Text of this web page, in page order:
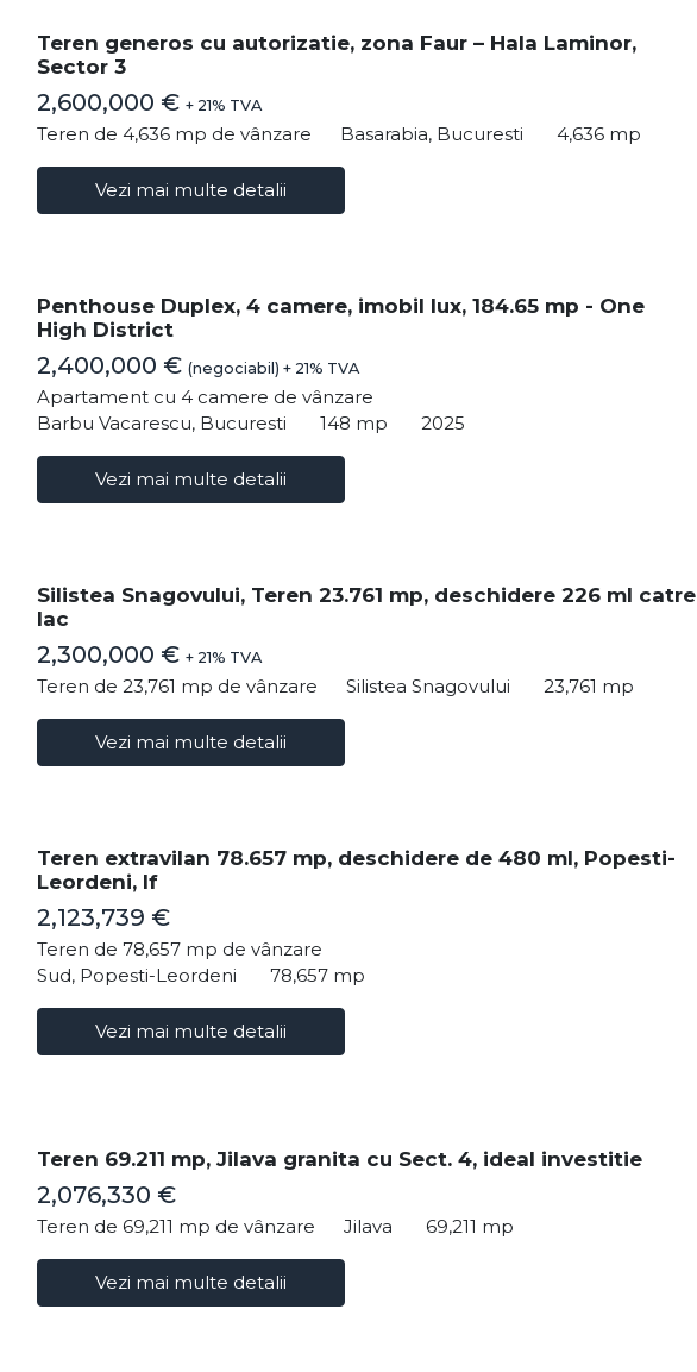
Teren generos cu autorizatie, zona Faur – Hala Laminor,
Sector 3
2,600,000 € + 21% TVA
Teren de 4,636 mp de vânzare Basarabia, Bucuresti 4,636 mp
Vezi mai multe detalii
Penthouse Duplex, 4 camere, imobil lux, 184.65 mp - One
High District
2,400,000 € (negociabil) + 21% TVA
Apartament cu 4 camere de vânzare
Barbu Vacarescu, Bucuresti
148 mp 2025
Vezi mai multe detalii
Silistea Snagovului, Teren 23.761 mp, deschidere 226 ml catre
lac
2,300,000 € + 21% TVA
Teren de 23,761 mp de vânzare Silistea Snagovului 23,761 mp
Vezi mai multe detalii
Teren extravilan 78.657 mp, deschidere de 480 ml, Popesti-
Leordeni, If
2,123,739 €
Teren de 78,657 mp de vânzare
Sud, Popesti-Leordeni
78,657 mp
Vezi mai multe detalii
Teren 69.211 mp, Jilava granita cu Sect. 4, ideal investitie
2,076,330 €
Teren de 69,211 mp de vânzare Jilava 69,211 mp
Vezi mai multe detalii